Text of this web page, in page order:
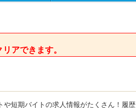
アできます。
短期バイトの求人情報がたくさん！履歴